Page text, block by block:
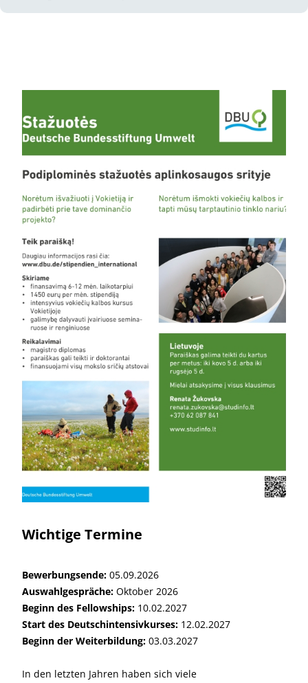
Wichtige Termine
Bewerbungsende: 05.09.2026
Auswahlgespräche: Oktober 2026
Beginn des Fellowships: 10.02.2027
Start des Deutschintensivkurses: 12.02.2027
Beginn der Weiterbildung: 03.03.2027
In den letzten Jahren haben sich viele